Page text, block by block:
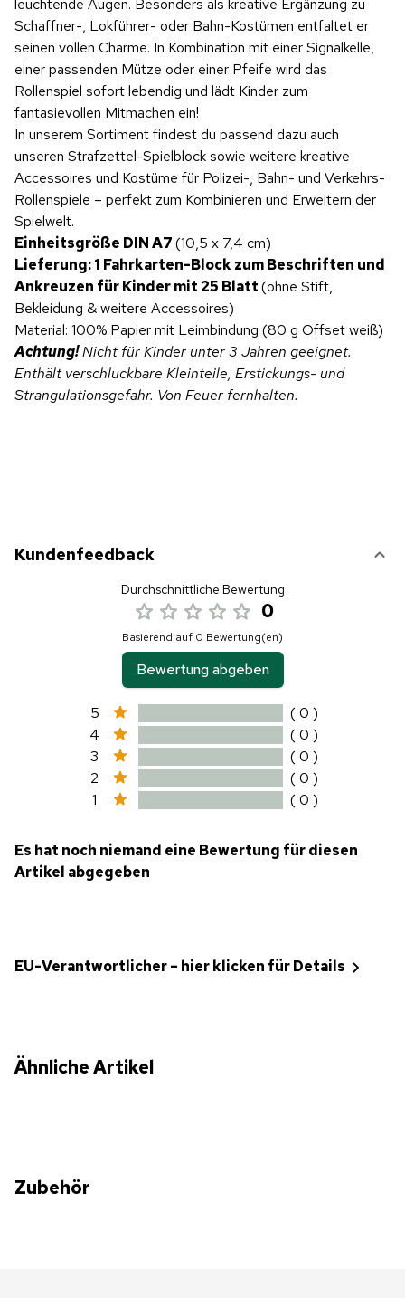
Schaffner-, Lokführer- oder Bahn-Kostümen entfaltet er
seinen vollen Charme. In Kombination mit einer Signalkelle,
einer passenden Mütze oder einer Pfeife wird das
Rollenspiel sofort lebendig und lädt Kinder zum
fantasievollen Mitmachen ein!
In unserem Sortiment findest du passend dazu auch
unseren Strafzettel-Spielblock sowie weitere kreative
Accessoires und Kostüme für Polizei-, Bahn- und Verkehrs-
Rollenspiele – perfekt zum Kombinieren und Erweitern der
Spielwelt.
Einheitsgröße DIN A7(10,5 x 7,4 cm)
Lieferung: 1 Fahrkarten-Block zum Beschriften und
Ankreuzen für Kinder mit 25 Blatt(ohne Stift,
Bekleidung & weitere Accessoires)
Material: 100% Papier mit Leimbindung (80 g Offset weiß)
Achtung!Nicht für Kinder unter 3 Jahren geeignet.
Enthält verschluckbare Kleinteile, Erstickungs- und
Strangulationsgefahr. Von Feuer fernhalten.
Kundenfeedback
Durchschnittliche Bewertung
0
Basierend auf 0 Bewertung(en)
Bewertung abgeben
5
( 0 )
4
( 0 )
3
( 0 )
2
( 0 )
1
( 0 )
Es hat noch niemand eine Bewertung für diesen
Artikel abgegeben
EU-Verantwortlicher – hier klicken für Details
Ähnliche Artikel
Zubehör